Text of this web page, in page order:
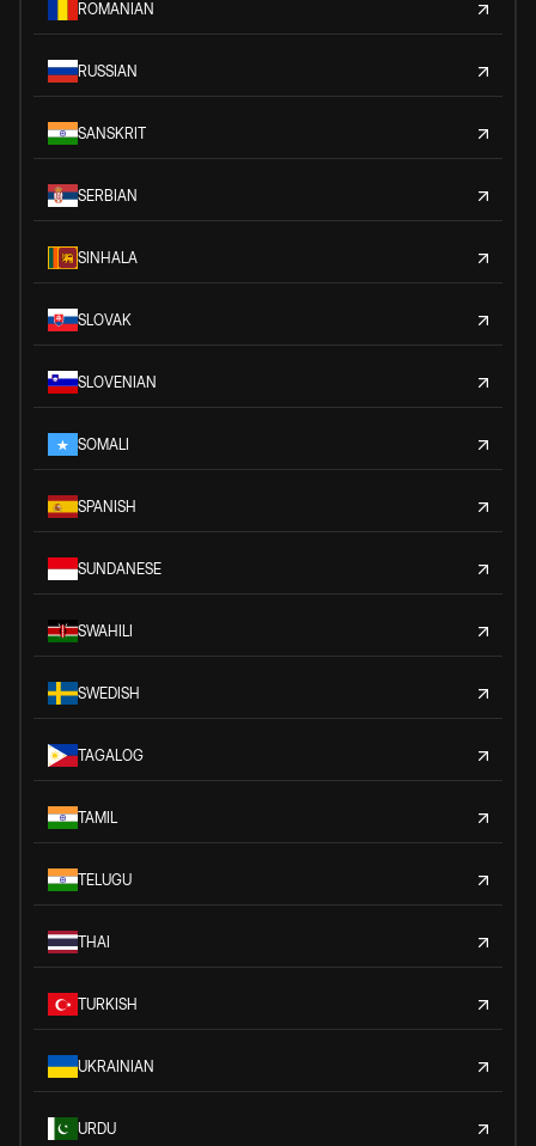
ROMANIAN
RUSSIAN
SANSKRIT
SERBIAN
SINHALA
SLOVAK
SLOVENIAN
SOMALI
SPANISH
SUNDANESE
SWAHILI
SWEDISH
TAGALOG
TAMIL
TELUGU
THAI
TURKISH
UKRAINIAN
URDU